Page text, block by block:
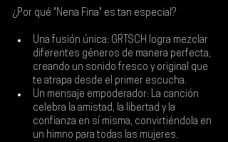
¿Por qué "Nena Fina" es tan especial?
Una fusión única: GRTSCH logra mezclar
diferentes géneros de manera perfecta,
creando un sonido fresco y original que
te atrapa desde el primer escucha.
Un mensaje empoderador: La canción
celebra la amistad, la libertad y la
confianza en sí misma, convirtiéndola en
un himno para todas las mujeres.